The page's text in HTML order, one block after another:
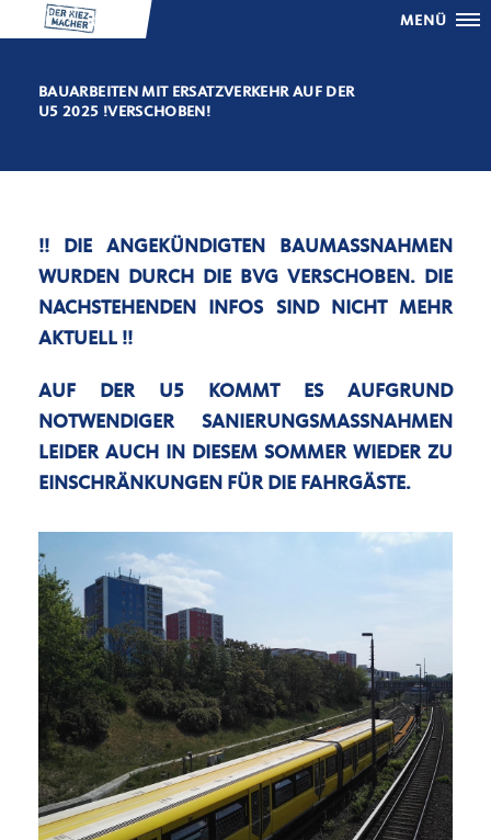
MENÜ
BAUARBEITEN MIT ERSATZVERKEHR AUF DER
U5 2025 !VERSCHOBEN!
!! DIE ANGEKÜNDIGTEN BAUMASSNAHMEN W
URDEN DURCH DIE BVG VERSCHOBEN. DIE N
ACHSTEHENDEN INFOS SIND NICHT MEHR A
KTUELL !!
AUF DER U5 KOMMT ES AUFGRUND
NOTWENDIGER SANIERUNGSMASSNAHMEN L
EIDER AUCH IN DIESEM SOMMER WIEDER ZU E
INSCHRÄNKUNGEN FÜR DIE FAHRGÄSTE.